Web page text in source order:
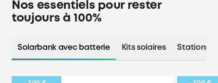
Nos essentiels pour rester
toujours à 100%
Solarbank avec batterie Kits solaires Stations